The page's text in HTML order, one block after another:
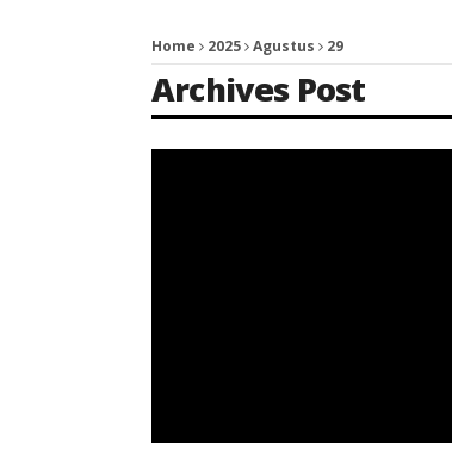
Home 2025 Agustus 29
Archives Post
Keterangan Gambar: Sejumlah warga bersama tim melakukan peninjauan di lokasi semburan lumpur panas di Roburan Dolok, Kabupaten Mandailing Natal, Sumatera Utara, Jumat (29/8/2025).